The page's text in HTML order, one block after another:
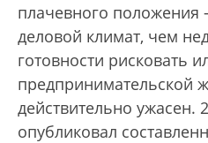
плачевного положения
деловой климат, чем
готовности рисковать
предпринимательской
действительно ужасен.
опубликовал